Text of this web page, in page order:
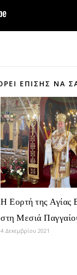
ΕΠΊΣΗΣ ΝΑ
Η Εορτή της Αγίας
στη Μεσιά
4 Δεκεμβρίου 2021